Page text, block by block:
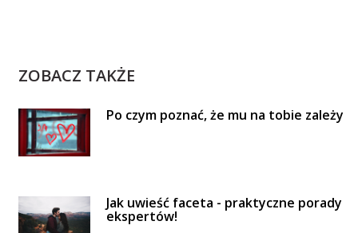
ZOBACZ TAKŻE
Po czym poznać, że mu na tobie zależy
Jak uwieść faceta - praktyczne porady
ekspertów!